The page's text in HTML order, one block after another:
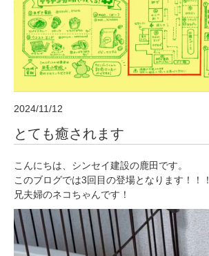
2024/11/12
とても癒されます
こんにちは、シンセイ建設の鹿田です。
このブログでは3回目の登場となります！！！
兄夫婦のネコちゃんです！